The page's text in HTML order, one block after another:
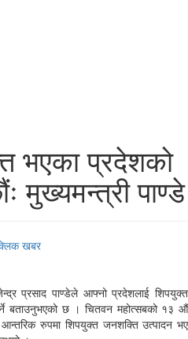
भएका प्रदेशको
मुख्यमन्त्री पाण्डे
खबर
प्रसाद पाण्डेले आफ्नो प्रदेशलाई शिपयुक्त
बताउनुभएको छ । चितवन महोत्सबको १३ औं
रुपमा शिपयुक्त जनशक्ति उत्पादन भए